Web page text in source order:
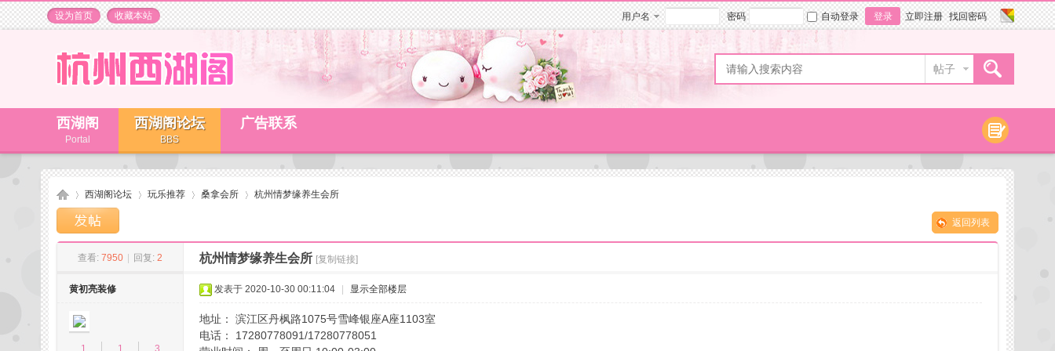
设为首页 收藏本站 用户名 密码 自动登录 登录 立即注册 找回密码
帖子
西湖阁
Portal
西湖阁论坛
BBS
广告联系
西湖阁论坛
›
玩乐推荐 桑拿会所
›
杭州情梦缘养生会所
返回列表
查看: 7950 回复: 2 杭州情梦缘养生会所 [复制链接]
黄初亮装修
1 1 3
发表于 2020-10-30 00:11:04 显示全部楼层
地址： 滨江区丹枫路1075号雪峰银座A座1103室
电话： 17280778091/17280778051